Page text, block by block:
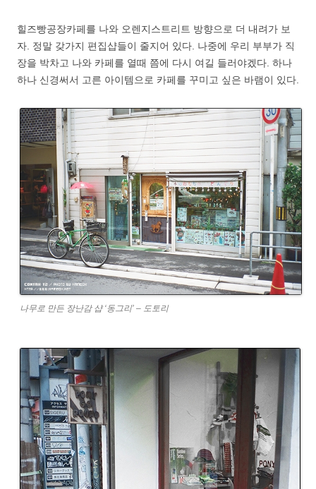
힐즈빵공장카페를 나와 오렌지스트리트 방향으로 더 내려가 보
자. 정말 갖가지 편집샵들이 줄지어 있다. 나중에 우리 부부가 직
장을 박차고 나와 카페를 열때 쯤에 다시 여길 들러야겠다. 하나
하나 신경써서 고른 아이템으로 카페를 꾸미고 싶은 바램이 있다.
나무로 만든 장난감 샵 ‘동그리’ – 도토리